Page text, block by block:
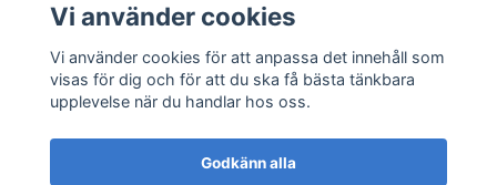
Sociala medier
Vi använder cookies
Vi använder cookies för att anpassa det innehåll som
visas för dig och för att du ska få bästa tänkbara
upplevelse när du handlar hos oss.
Godkänn alla